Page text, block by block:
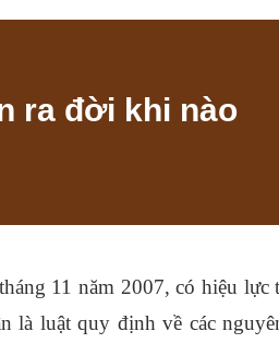
ra đời khi nào
11 năm 2007, có hiệu lực
là luật quy định về các